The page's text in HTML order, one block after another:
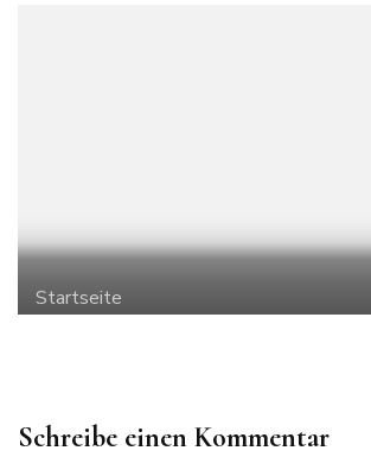
Startseite
Schreibe einen Kommentar